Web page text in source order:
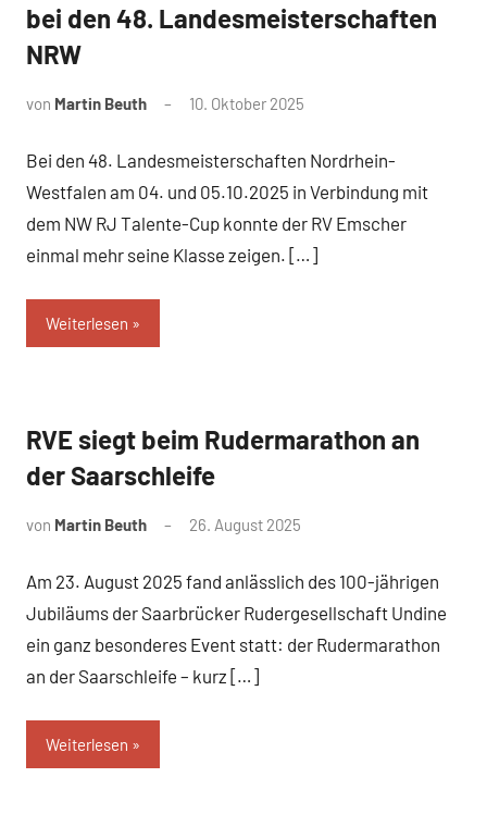
bei den 48. Landesmeisterschaften
NRW
von Martin Beuth 10. Oktober 2025
Bei den 48. Landesmeisterschaften Nordrhein-
Westfalen am 04. und 05.10.2025 in Verbindung mit
dem NW RJ Talente-Cup konnte der RV Emscher
einmal mehr seine Klasse zeigen. […]
Weiterlesen
News
RVE siegt beim Rudermarathon an
der Saarschleife
von Martin Beuth 26. August 2025
Am 23. August 2025 fand anlässlich des 100-jährigen
Jubiläums der Saarbrücker Rudergesellschaft Undine
ein ganz besonderes Event statt: der Rudermarathon
an der Saarschleife – kurz […]
Weiterlesen